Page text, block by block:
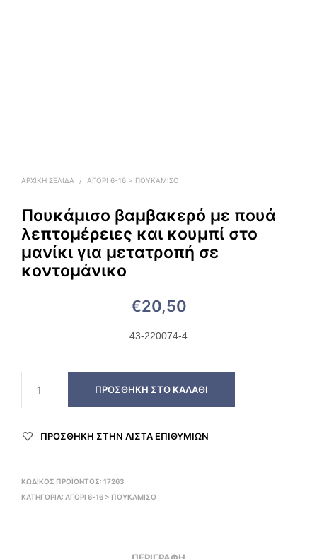
ΑΡΧΙΚΉ ΣΕΛΊΔΑ / ΑΓΟΡΙ 6-16 > ΠΟΥΚΆΜΙΣΟ
Πουκάμισο βαμβακερό με πουά
λεπτομέρειες και κουμπί στο
μανίκι για μετατροπή σε
κοντομάνικο
€20,50
43-220074-4
ΠΡΟΣΘΉΚΗ ΣΤΟ ΚΑΛΆΘΙ
ΠΡΌΣΘΉΚΗ ΣΤΗΝ ΛΊΣΤΑ ΕΠΙΘΥΜΙΏΝ
ΚΩΔΙΚΌΣ ΠΡΟΪΌΝΤΟΣ: 17263
ΚΑΤΗΓΟΡΊΑ: ΑΓΟΡΙ 6-16 > ΠΟΥΚΆΜΙΣΟ